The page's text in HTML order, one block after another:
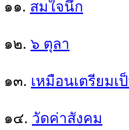
๑๑. สมใจนึก
๑๒. ๖ ตุลา
๑๓. เหมือนเตรียมเ
๑๔. วัดค่าสังคม